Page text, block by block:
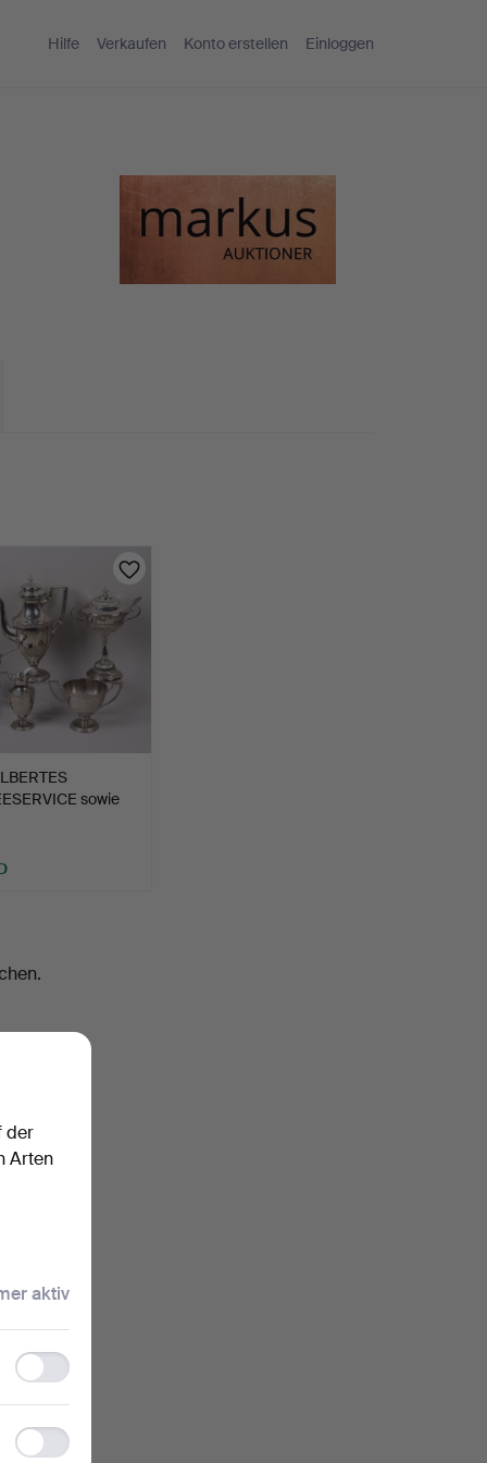
Hilfe Verkaufen Konto erstellen Einloggen
sowie
der
Arten
aktiv
Functionality
storage
Statistics